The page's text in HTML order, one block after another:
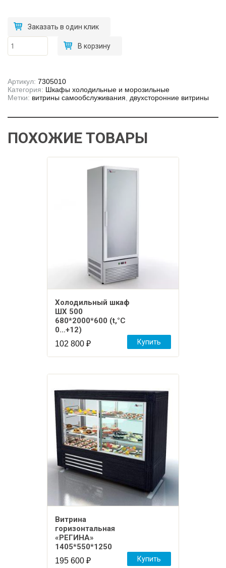
Заказать в один клик
товара Шкаф
холодильный
(-14..-18)
В корзину
Артикул: 7305010
Категория: Шкафы холодильные и морозильные
Метки: витрины самообслуживания двухсторонние витрины
ПОХОЖИЕ ТОВАРЫ
Холодильный шкаф
ШХ 500
680*2000*600 (t,°С
0…+12)
102 800 ₽ Купить
Витрина
горизонтальная
«РЕГИНА»
1405*550*1250
195 600 ₽ Купить